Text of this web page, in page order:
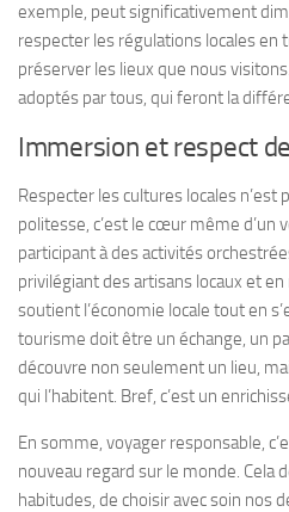
exemple, peut significativement
respecter les régulations locales en
préserver les lieux que nous
adoptés par tous, qui feront la
Immersion et respect
Respecter les cultures locales
politesse, c’est le cœur même d’un
participant à des activités
privilégiant des artisans locaux et
soutient l’économie locale tout en
tourisme doit être un échange, un
découvre non seulement un lieu,
qui l’habitent. Bref, c’est un
En somme, voyager responsable,
nouveau regard sur le monde. Cela
habitudes, de choisir avec soin nos